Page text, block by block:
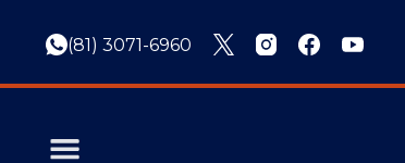
(81) 3071-6960